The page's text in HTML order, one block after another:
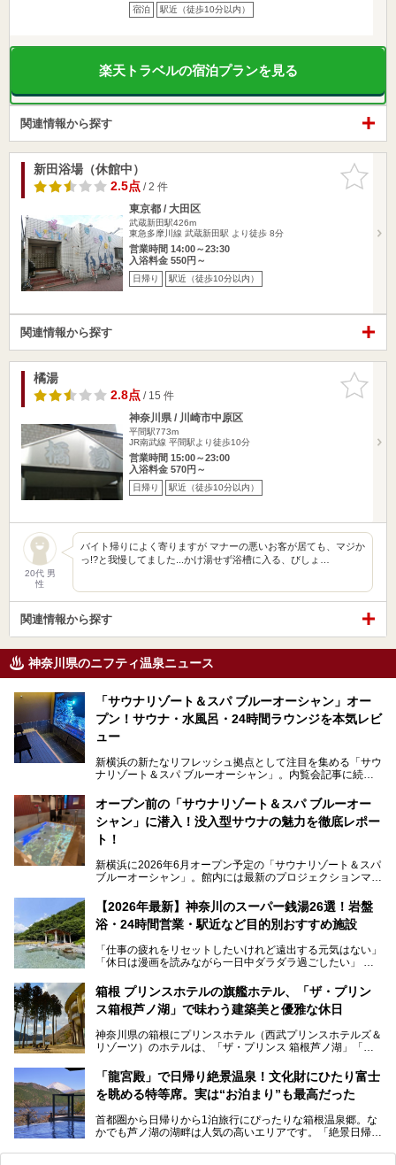
宿泊 駅近（徒歩10分以内）
楽天トラベルの宿泊プランを見る
関連情報から探す
お気に入
りに追加
新田浴場（休館中）
2.5点/ 2 件
東京都 / 大田区
武蔵新田駅426m
東急多摩川線 武蔵新田駅 より徒歩 8分
営業時間 14:00～23:30
入浴料金 550円～
日帰り 駅近（徒歩10分以内）
関連情報から探す
お気に入
りに追加
橘湯
2.8点/ 15 件
神奈川県 / 川崎市中原区
平間駅773m
JR南武線 平間駅より徒歩10分
営業時間 15:00～23:00
入浴料金 570円～
日帰り 駅近（徒歩10分以内）
20代 男
性
バイト帰りによく寄りますが マナーの悪いお客が居ても、マジか
っ!?と我慢してました...かけ湯せず浴槽に入る、びしょ…
関連情報から探す
神奈川県のニフティ温泉ニュース
「サウナリゾート＆スパ ブルーオーシャン」オー
プン！サウナ・水風呂・24時間ラウンジを本気レビ
ュー
新横浜の新たなリフレッシュ拠点として注目を集める「サウ
ナリゾート＆スパ ブルーオーシャン」。内覧会記事に続
す。サウナや水風呂の気持ちよさはもちろん、リラックスス
ペースの過ごしやすさまで徹底チェック。新横浜エリアで日
常の疲れをリセットしたい人、ライブやスポーツ観戦遠征組
は必見です。
オープン前の「サウナリゾート＆スパ ブルーオー
シャン」に潜入！没入型サウナの魅力を徹底レポー
ト！
新横浜に2026年6月オープン予定の「サウナリゾート＆スパ
ブルーオーシャン」。館内には最新のプロジェクションマッ
的な“没入感（イマーシブ）”を体験できます。
今回は、そんな大注目の施設に一足先にお邪魔し、その全貌
を見学させていただきました！
サウナ室の中に咲き誇る桜、魚たちが泳ぐ水風呂、そしてバ
リのビーチを思わせる休憩スペース…。驚きの連続だった館
内の様子をレポートします！
【2026年最新】神奈川のスーパー銭湯26選！岩盤
浴・24時間営業・駅近など目的別おすすめ施設
「仕事の疲れをリセットしたいけれど遠出する元気はない」
「休日は漫画を読みながら一日中ダラダラ過ごしたい」
たい」
そんな「癒やされたい」という願いを叶えてくれるのが、神
神奈川県には、サウナや岩盤浴、一日中遊べるエンタメ施設
など、“非日常”を味わえるスーパー銭湯が数多く揃っていま
う」という人も多いはず。
そこで今回は、神奈川県内の人気施設26選を「安さ」「岩
業」「駅近」など、目的別に厳選して紹介します。
今の気分にぴったりの施設を見つけて、最高のリフレッシュ
箱根 プリンスホテルの旗艦ホテル、「ザ・プリン
ス箱根芦ノ湖」で味わう建築美と優雅な休日
神奈川県の箱根にプリンスホテル（西武プリンスホテルズ＆
リゾーツ）のホテルは、「ザ・プリンス 箱根芦ノ湖」「芦
「箱根仙石原プリンスホテル」と4軒あり、今回ご紹介する
「ザ・プリンス 箱根芦ノ湖」は、その中でもフラッグシッ
プ（旗艦）に位置づけられる特別なホテルです。
昭和の日本を代表する建築家の一人、村野藤吾が芦ノ湖の畔
に建てた桃源郷のようなホテルがここ。自家源泉の温泉や、
「龍宮殿」で日帰り絶景温泉！文化財にひたり富士
を眺める特等席。実は“お泊まり”も最高だった
首都圏から日帰りから1泊旅行にぴったりな箱根温泉郷。な
かでも芦ノ湖の湖畔は人気の高いエリアです。「絶景日帰り
が楽しめるまさに眺望自慢の日帰り温泉。